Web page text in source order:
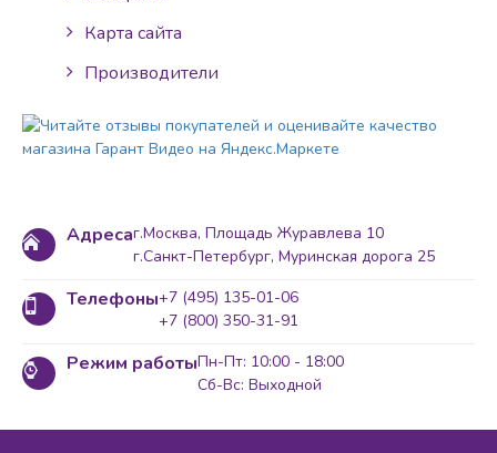
Карта сайта
Производители
Адресаг.Москва, Площадь Журавлева 10
г.Санкт-Петербург, Муринская дорога 25
Телефоны+7 (495) 135-01-06
+7 (800) 350-31-91
Режим работыПн-Пт: 10:00 - 18:00
Сб-Вс: Выходной